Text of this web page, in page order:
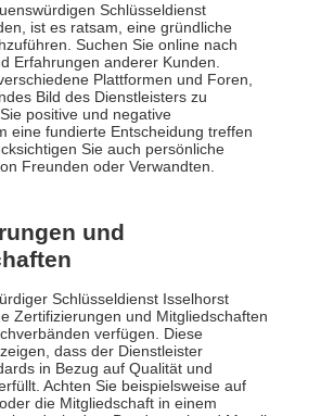
Schlüsseldienst
ist es ratsam, eine gründliche
Suchen Sie online nach
Erfahrungen anderer Kunden.
Plattformen und Foren,
Bild des Dienstleisters zu
positive und negative
eine fundierte Entscheidung treffen
Sie auch persönliche
Freunden oder Verwandten.
und
Schlüsseldienst Isselhorst
Zertifizierungen und Mitgliedschaften
verfügen. Diese
dass der Dienstleister
in Bezug auf Qualität und
Achten Sie beispielsweise auf
die Mitgliedschaft in einem